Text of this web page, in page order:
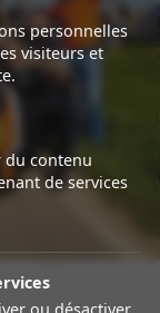
personnelles
visiteurs et
du contenu
de services
ou désactiver